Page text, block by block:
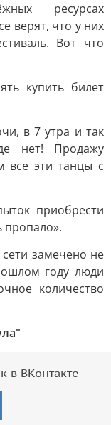
ресурсах
верят, что у них
Вот что
купить билет
в 7 утра и так
нет! Продажу
все эти танцы с
приобрести
пропало».
замечено не
году люди
количество
в ВКонтакте